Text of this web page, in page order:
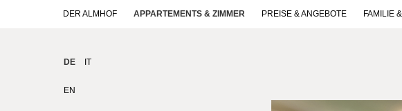
DER ALMHOF APPARTEMENTS & ZIMMER PREISE & ANGEBOTE FAMILIE
DE IT
EN